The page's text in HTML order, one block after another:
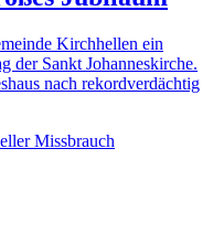
Kirchhellen ein
der Sankt Johanneskirche.
nach rekordverdächtig